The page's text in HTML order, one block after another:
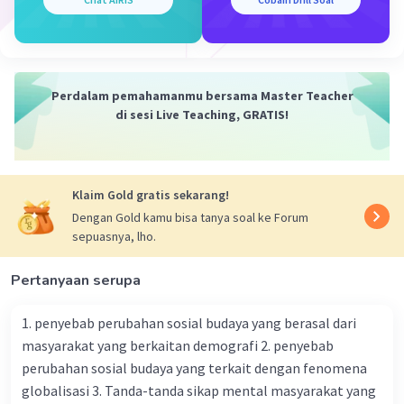
Beri Rating·0.0(0) Balas
Iklan
Kevin L Gold Level 87
10 Februari 2024 01:27
Dalam sosiologi, objek studi dapat dibagi menjadi dua,
yaitu objek materiel dan objek formal. Objek materiel
dan objek formal ini merupakan dua aspek yang saling
melengkapi dalam memahami fenomena sosial.
sosial, gejala-gejala, dan proses hubungan antara
sendiri. Dengan kata lain, objek materiel adalah
fenomena atau peristiwa sosial yang dapat diamati dan
dipelajari secara langsung. Misalnya, perilaku manusia
dalam berinteraksi, struktur masyarakat, dan
Perdalam pemahamanmu bersama Master Teacher
di sesi Live Teaching, GRATIS!
Klaim Gold gratis sekarang!
Dengan Gold kamu bisa tanya soal ke Forum
sepuasnya, lho.
Pertanyaan serupa
1. penyebab perubahan sosial budaya yang berasal dari
masyarakat yang berkaitan demografi 2. penyebab
perubahan sosial budaya yang terkait dengan fenomena
globalisasi 3. Tanda-tanda sikap mental masyarakat yang